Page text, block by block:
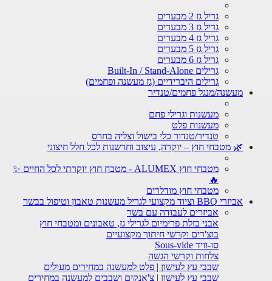
גריל גז 2 מבערים
גריל גז 3 מבערים
גריל גז 4 מבערים
גריל גז 5 מבערים
גריל גז 6 מבערים
גרילים Built-In / Stand-Alone
גרילים היברידיים (גז מעשנה ופחמים)
מעשנה/מנגל פחמים/טנדיר
מעשנות וגרילי פחם
מעשנות פלט
טנדיר/טנדור כלי בישול וצליה בחרס
🌿 מטבחי חוץ – יוקרה, עיצוב וחדשנות לכל חלל חיצוני
מטבחי חוץ ALUMEX - מטבח חוץ יוקרתי לכל החיים ✨
מטבחי חוץ מודלרים
אביזרי BBQ וציוד מקצועי לגריל מעשנות טאבון וטיפול בבשר
אביזרים לעבודה עם בשר
אבני בזלת פרימיום לגרילי גז, טאבונים ומטבחי חוץ
בוצ'רים וקרשי חיתוך מקצועיים
סו-וויד Sous-vide
צלחות וקרשי הגשה
שבבי עץ לעישון | פלט למעשנה במחירים מעולים
שבבי עץ לעישון | צ'אנקים ושבבים למעשנה במחירים